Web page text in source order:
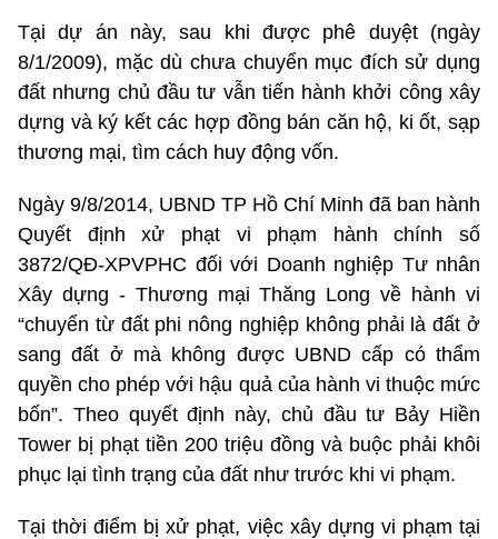
Tại dự án này, sau khi được phê duyệt (ngày
8/1/2009), mặc dù chưa chuyển mục đích sử dụng
đất nhưng chủ đầu tư vẫn tiến hành khởi công xây
dựng và ký kết các hợp đồng bán căn hộ, ki ốt, sạp
thương mại, tìm cách huy động vốn.
Ngày 9/8/2014, UBND TP Hồ Chí Minh đã ban hành
Quyết định xử phạt vi phạm hành chính số
3872/QĐ-XPVPHC đối với Doanh nghiệp Tư nhân
Xây dựng - Thương mại Thăng Long về hành vi
“chuyển từ đất phi nông nghiệp không phải là đất ở
sang đất ở mà không được UBND cấp có thẩm
quyền cho phép với hậu quả của hành vi thuộc mức
bốn”. Theo quyết định này, chủ đầu tư Bảy Hiền
Tower bị phạt tiền 200 triệu đồng và buộc phải khôi
phục lại tình trạng của đất như trước khi vi phạm.
Tại thời điểm bị xử phạt, việc xây dựng vi phạm tại